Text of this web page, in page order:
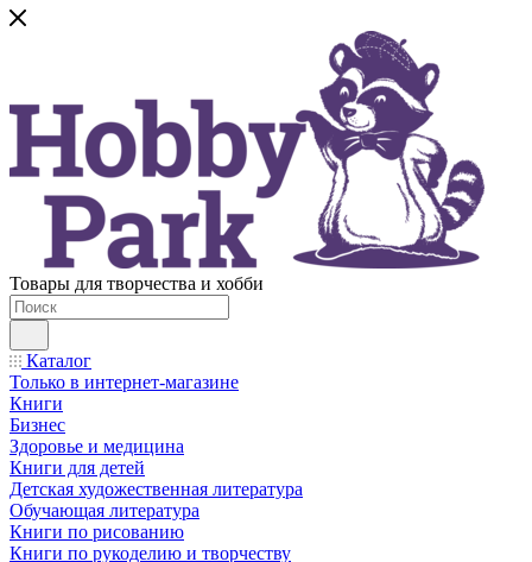
Товары для творчества и хобби
Каталог
Только в интернет-магазине
Книги
Бизнес
Здоровье и медицина
Книги для детей
Детская художественная литература
Обучающая литература
Книги по рисованию
Книги по рукоделию и творчеству